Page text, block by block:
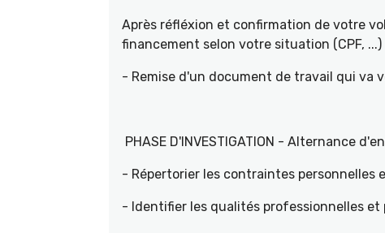
Après réfléxion et confirmation de votre
financement selon votre situation (CPF, ...)
- Remise d'un document de travail qui va
PHASE D'INVESTIGATION - Alternance
- Répertorier les contraintes personnelles
- Identifier les qualités professionnelles